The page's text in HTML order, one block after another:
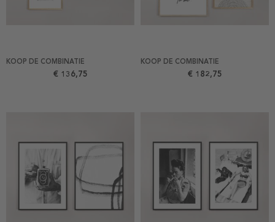
KOOP DE COMBINATIE
€ 136,75
KOOP DE COMBINATIE
€ 182,75